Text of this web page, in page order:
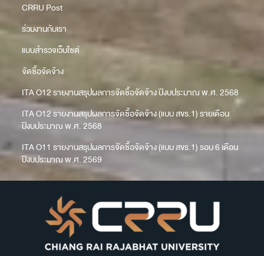
CRRU Post
ร่วมงานกับเรา
แบบสำรวจเว็บไซต์
จัดซื้อจัดจ้าง
ITA O12 รายงานสรุปผลการจัดซื้อจัดจ้าง ปีงบประมาณ พ.ศ. 2568
ITA O12 รายงานสรุปผลการจัดซื้อจัดจ้าง (แบบ สขร.1) รายเดือน
ปีงบประมาณ พ.ศ. 2568
ITA O11 รายงานสรุปผลการจัดซื้อจัดจ้าง (แบบ สขร.1) รอบ 6 เดือน
ปีงบประมาณ พ.ศ. 2569